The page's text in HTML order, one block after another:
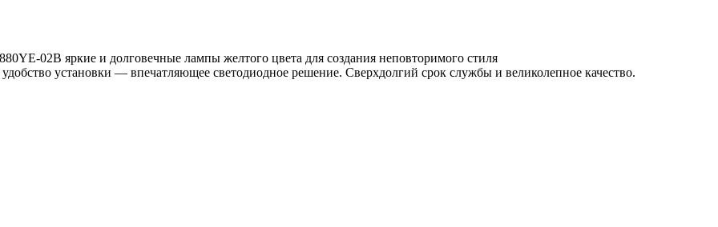
02B яркие и долговечные лампы желтого цвета для создания неповторимого стиля
установки — впечатляющее светодиодное решение. Сверхдолгий срок службы и великолепное качество.